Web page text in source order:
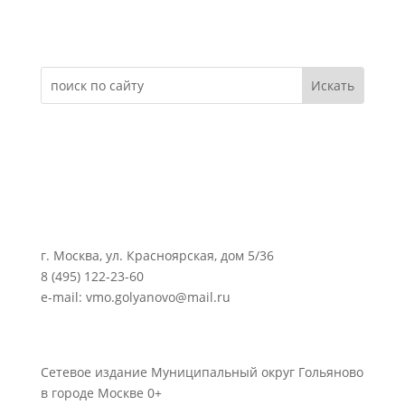
г. Москва, ул. Красноярская, дом 5/36
8 (495) 122-23-60
e-mail: vmo.golyanovo@mail.ru
Сетевое издание Муниципальный округ Гольяново
в городе Москве 0+